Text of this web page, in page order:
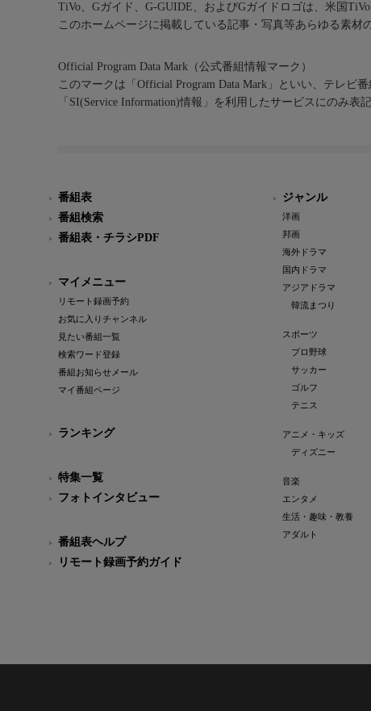
TiVo、Gガイド、G-GUIDE、およびGガイドロゴは、米国
このホームページに掲載している記事・写真等あらゆる素材
Official Program Data Mark（公式番組情報マーク）
このマークは「Official Program Data Mark」といい、テレビ
「SI(Service Information)情報」を利用したサービスにのみ表
番組表
番組検索
番組表・チラシPDF
マイメニュー
リモート録画予約
お気に入りチャンネル
見たい番組一覧
検索ワード登録
番組お知らせメール
マイ番組ページ
ランキング
特集一覧
フォトインタビュー
番組表ヘルプ
リモート録画予約ガイド
ジャンル
洋画
邦画
海外ドラマ
国内ドラマ
アジアドラマ
韓流まつり
スポーツ
プロ野球
サッカー
ゴルフ
テニス
アニメ・キッズ
ディズニー
音楽
エンタメ
生活・趣味・教養
アダルト